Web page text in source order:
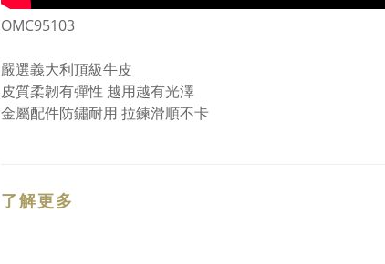
OMC95103
嚴選義大利頂級牛皮
皮質柔韌有彈性 越用越有光澤
金屬配件防鏽耐用 拉鍊滑順不卡
了解更多